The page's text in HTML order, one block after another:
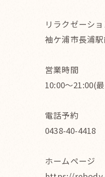
リラクゼーシ
袖ケ浦市長浦
営業時間
10:00〜21:00(
電話予約
0438-40-4418
ホームページ